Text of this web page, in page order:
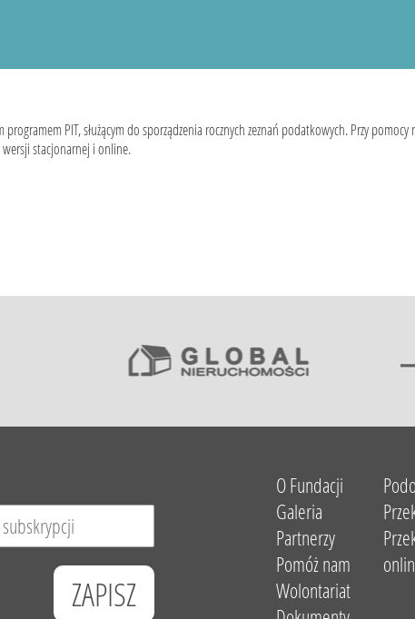
programem PIT, służącym do sporządzenia rocznych zeznań podatkowych. Przy
stacjonarnej i online.
O Fundacji
Galeria
Partnerzy
Pomóż nam
Wolontariat